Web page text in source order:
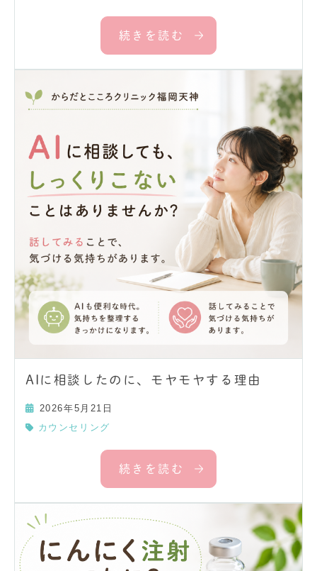
続きを読む
AIに相談したのに、モヤモヤする理由
2026年5月21日
カウンセリング
続きを読む